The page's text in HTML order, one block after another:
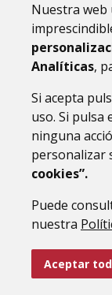
Nuestra web
Analíticas,
Si acepta
uso. Si pulsa
ninguna
personalizar
cookies”.
Puede
nuestra
Aceptar
está
AVISO LEGAL